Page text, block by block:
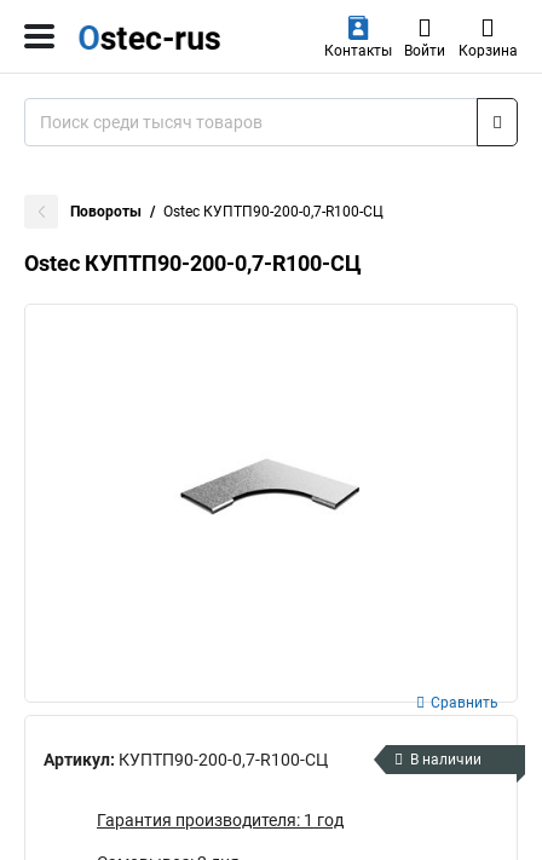
Контакты Войти Корзина
Повороты Ostec КУПТП90-200-0,7-R100-СЦ
Ostec КУПТП90-200-0,7-R100-СЦ
Артикул: КУПТП90-200-0,7-R100-СЦ
Сравнить
В наличии
Гарантия производителя: 1 год